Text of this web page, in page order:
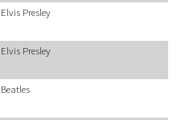
Elvis Presley
Elvis Presley
Beatles